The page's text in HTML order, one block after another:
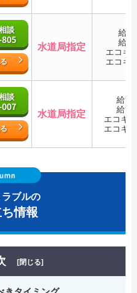
談
水道局指定
給
給
エコキ
エコキ
談
水道局指定
給湯
給湯
エコキ
エコキ
ブルの
情報
[閉じる]